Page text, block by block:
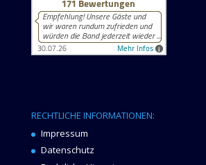
RECHTLICHE INFORMATIONEN:
Impressum
Datenschutz